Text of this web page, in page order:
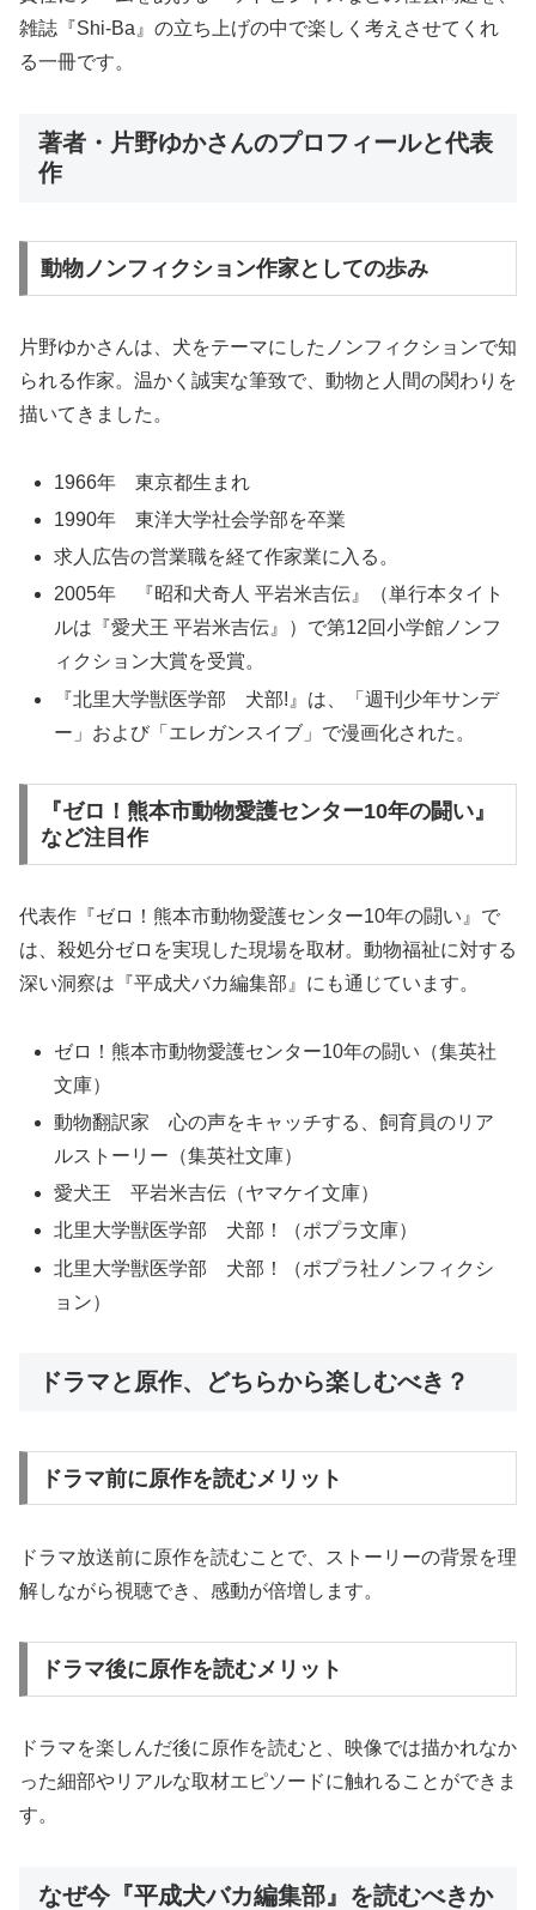
雑誌『Shi-Ba』の立ち上げの中で楽しく考えさせてくれ
る一冊です。
著者・片野ゆかさんのプロフィールと代表
作
動物ノンフィクション作家としての歩み
片野ゆかさんは、犬をテーマにしたノンフィクションで知
られる作家。温かく誠実な筆致で、動物と人間の関わりを
描いてきました。
1966年 東京都生まれ
1990年 東洋大学社会学部を卒業
求人広告の営業職を経て作家業に入る。
2005年 『昭和犬奇人 平岩米吉伝』（単行本タイト
ルは『愛犬王 平岩米吉伝』）で第12回小学館ノンフ
ィクション大賞を受賞。
『北里大学獣医学部 犬部!』は、「週刊少年サンデ
ー」および「エレガンスイブ」で漫画化された。
『ゼロ！熊本市動物愛護センター10年の闘い』
など注目作
代表作『ゼロ！熊本市動物愛護センター10年の闘い』で
は、殺処分ゼロを実現した現場を取材。動物福祉に対する
深い洞察は『平成犬バカ編集部』にも通じています。
ゼロ！熊本市動物愛護センター10年の闘い（集英社
文庫）
動物翻訳家 心の声をキャッチする、飼育員のリア
ルストーリー（集英社文庫）
愛犬王 平岩米吉伝（ヤマケイ文庫）
北里大学獣医学部 犬部！（ポプラ文庫）
北里大学獣医学部 犬部！（ポプラ社ノンフィクシ
ョン）
ドラマと原作、どちらから楽しむべき？
ドラマ前に原作を読むメリット
ドラマ放送前に原作を読むことで、ストーリーの背景を理
解しながら視聴でき、感動が倍増します。
ドラマ後に原作を読むメリット
ドラマを楽しんだ後に原作を読むと、映像では描かれなか
った細部やリアルな取材エピソードに触れることができま
す。
なぜ今『平成犬バカ編集部』を読むべきか